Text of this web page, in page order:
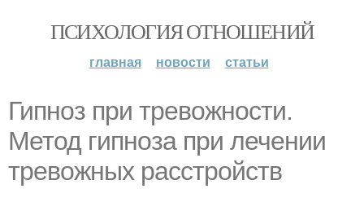
ПСИХОЛОГИЯ ОТНОШЕНИЙ
главная новости статьи
Гипноз при тревожности.
Метод гипноза при лечении
тревожных расстройств